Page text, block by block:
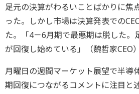
足元の決算がわるいことばかりに焦
った。しかし市場は決算発表での
た。「4－6月期で最悪期は脱した。
が回復し始めている」（魏哲家CEO）
月曜日の週間マーケット展望で半導
期回復につながるコメントに注目と